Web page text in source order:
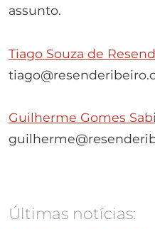
assunto.
Tiago Souza de
Guilherme Gomes
Últimas notícias: